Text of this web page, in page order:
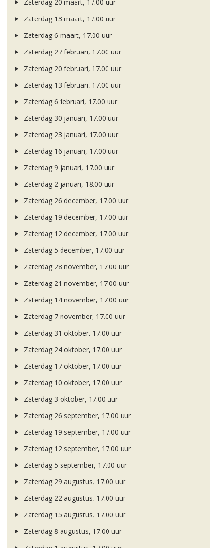
Zaterdag 20 maart, 17.00 uur
Zaterdag 13 maart, 17.00 uur
Zaterdag 6 maart, 17.00 uur
Zaterdag 27 februari, 17.00 uur
Zaterdag 20 februari, 17.00 uur
Zaterdag 13 februari, 17.00 uur
Zaterdag 6 februari, 17.00 uur
Zaterdag 30 januari, 17.00 uur
Zaterdag 23 januari, 17.00 uur
Zaterdag 16 januari, 17.00 uur
Zaterdag 9 januari, 17.00 uur
Zaterdag 2 januari, 18.00 uur
Zaterdag 26 december, 17.00 uur
Zaterdag 19 december, 17.00 uur
Zaterdag 12 december, 17.00 uur
Zaterdag 5 december, 17.00 uur
Zaterdag 28 november, 17.00 uur
Zaterdag 21 november, 17.00 uur
Zaterdag 14 november, 17.00 uur
Zaterdag 7 november, 17.00 uur
Zaterdag 31 oktober, 17.00 uur
Zaterdag 24 oktober, 17.00 uur
Zaterdag 17 oktober, 17.00 uur
Zaterdag 10 oktober, 17.00 uur
Zaterdag 3 oktober, 17.00 uur
Zaterdag 26 september, 17.00 uur
Zaterdag 19 september, 17.00 uur
Zaterdag 12 september, 17.00 uur
Zaterdag 5 september, 17.00 uur
Zaterdag 29 augustus, 17.00 uur
Zaterdag 22 augustus, 17.00 uur
Zaterdag 15 augustus, 17.00 uur
Zaterdag 8 augustus, 17.00 uur